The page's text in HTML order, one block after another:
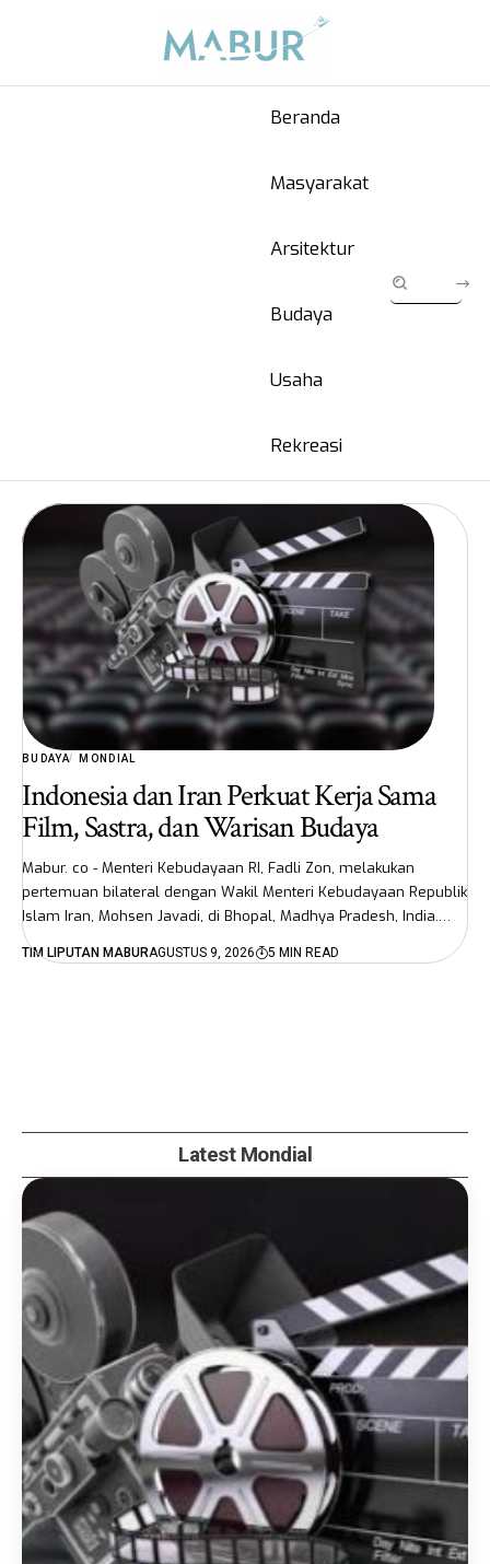
Beranda
Masyarakat
Arsitektur
Budaya
Usaha
Rekreasi
BUDAYA MONDIAL
Indonesia dan Iran Perkuat Kerja Sama
Film, Sastra, dan Warisan Budaya
Mabur. co - Menteri Kebudayaan RI, Fadli Zon, melakukan
pertemuan bilateral dengan Wakil Menteri Kebudayaan Republik
Islam Iran, Mohsen Javadi, di Bhopal, Madhya Pradesh, India.…
TIM LIPUTAN MABURAGUSTUS 9, 2026 5 MIN READ
Latest Mondial